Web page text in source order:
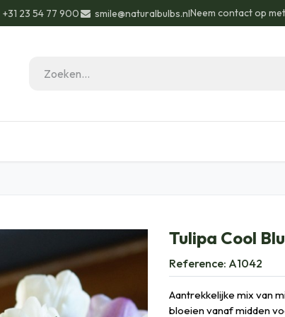
+31 23 54 77 900 smile@naturalbulbs.nlNeem contact op
Tulipa Cool
Reference: A1042
Aantrekkelijke mix van
bloeien vanaf midden